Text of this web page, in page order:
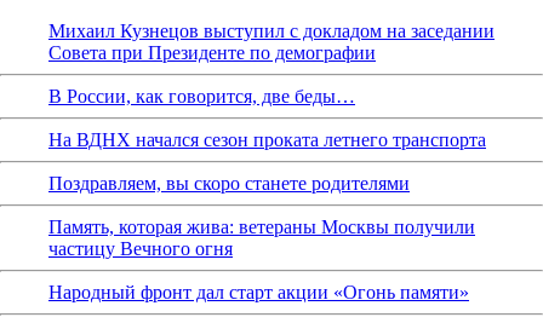
Михаил Кузнецов выступил с докладом на заседании
Совета при Президенте по демографии
В России, как говорится, две беды…
На ВДНХ начался сезон проката летнего транспорта
Поздравляем, вы скоро станете родителями
Память, которая жива: ветераны Москвы получили
частицу Вечного огня
Народный фронт дал старт акции «Огонь памяти»